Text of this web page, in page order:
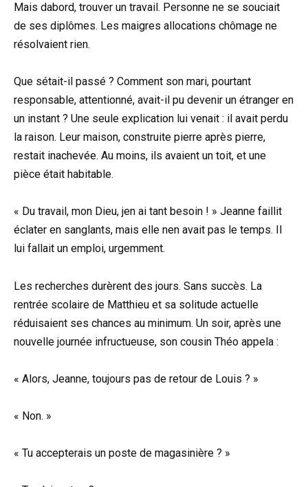
Mais dabord, trouver un travail. Personne ne se souciait
de ses diplômes. Les maigres allocations chômage ne
résolvaient rien.
Que sétait-il passé ? Comment son mari, pourtant
responsable, attentionné, avait-il pu devenir un étranger en
un instant ? Une seule explication lui venait : il avait perdu
la raison. Leur maison, construite pierre après pierre,
restait inachevée. Au moins, ils avaient un toit, et une
pièce était habitable.
« Du travail, mon Dieu, jen ai tant besoin ! » Jeanne faillit
éclater en sanglants, mais elle nen avait pas le temps. Il
lui fallait un emploi, urgemment.
Les recherches durèrent des jours. Sans succès. La
rentrée scolaire de Matthieu et sa solitude actuelle
réduisaient ses chances au minimum. Un soir, après une
nouvelle journée infructueuse, son cousin Théo appela :
« Alors, Jeanne, toujours pas de retour de Louis ? »
« Non. »
« Tu accepterais un poste de magasinière ? »